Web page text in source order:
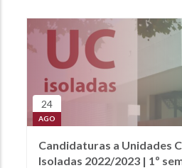
24
AGO
Candidaturas a Unidades
Isoladas 2022/2023 | 1º